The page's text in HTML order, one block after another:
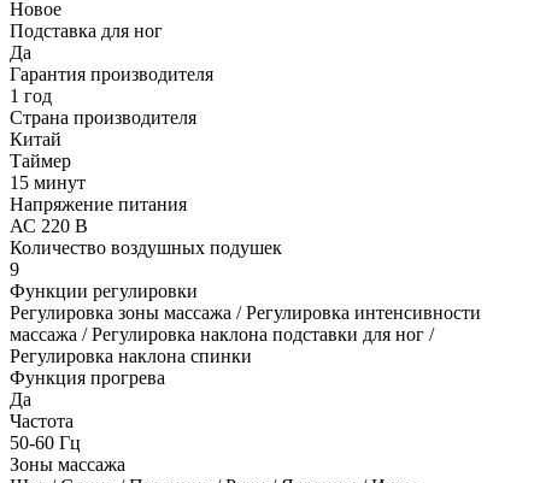
Новое
Подставка для ног
Да
Гарантия производителя
1 год
Страна производителя
Китай
Таймер
15 минут
Напряжение питания
АС 220 В
Количество воздушных подушек
9
Функции регулировки
Регулировка зоны массажа / Регулировка интенсивности
массажа / Регулировка наклона подставки для ног /
Регулировка наклона спинки
Функция прогрева
Да
Частота
50-60 Гц
Зоны массажа